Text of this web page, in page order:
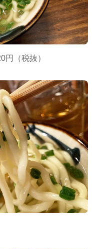
円（税抜）